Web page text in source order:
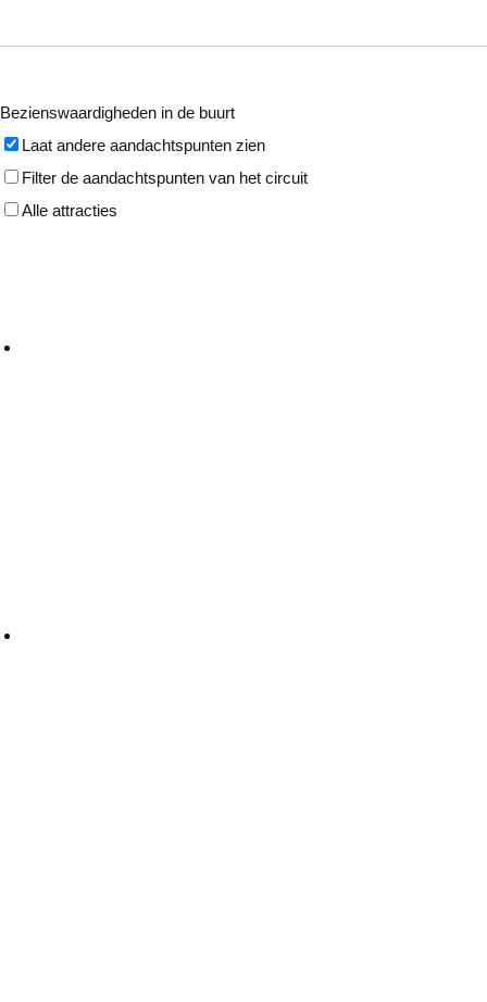
Bezienswaardigheden in de buurt
Laat andere aandachtspunten zien
Filter de aandachtspunten van het circuit
Alle attracties